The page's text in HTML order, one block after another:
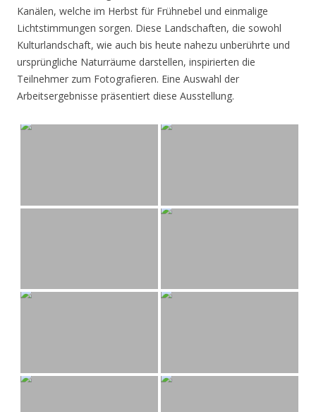
Kanälen, welche im Herbst für Frühnebel und einmalige
Lichtstimmungen sorgen. Diese Landschaften, die sowohl
Kulturlandschaft, wie auch bis heute nahezu unberührte und
ursprüngliche Naturräume darstellen, inspirierten die
Teilnehmer zum Fotografieren. Eine Auswahl der
Arbeitsergebnisse präsentiert diese Ausstellung.